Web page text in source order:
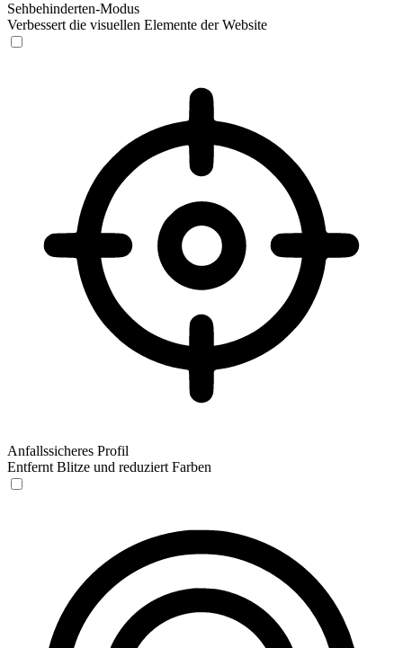
Sehbehinderten-Modus
Verbessert die visuellen Elemente der Website
Anfallssicheres Profil
Entfernt Blitze und reduziert Farben